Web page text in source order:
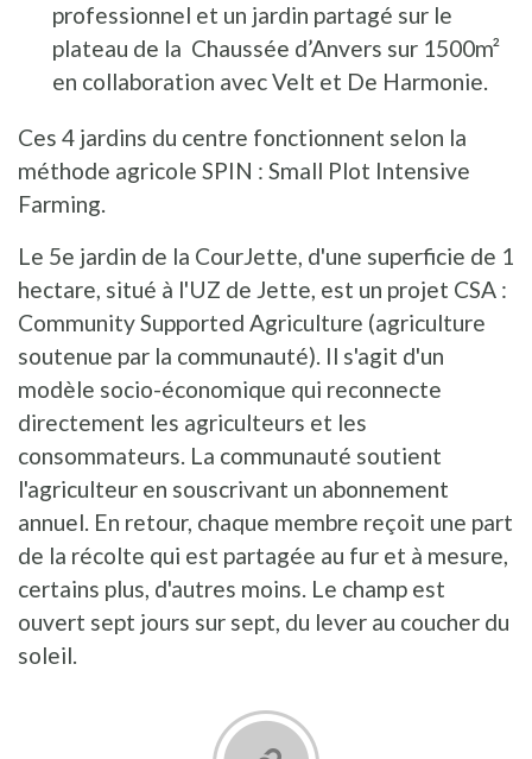
professionnel et un jardin partagé sur le
plateau de la Chaussée d’Anvers sur 1500m²
en collaboration avec Velt et De Harmonie.
Ces 4 jardins du centre fonctionnent selon la
méthode agricole SPIN : Small Plot Intensive
Farming.
Le 5e jardin de la CourJette, d'une superficie de 1
hectare, situé à l'UZ de Jette, est un projet CSA :
Community Supported Agriculture (agriculture
soutenue par la communauté). Il s'agit d'un
modèle socio-économique qui reconnecte
directement les agriculteurs et les
consommateurs. La communauté soutient
l'agriculteur en souscrivant un abonnement
annuel. En retour, chaque membre reçoit une part
de la récolte qui est partagée au fur et à mesure,
certains plus, d'autres moins. Le champ est
ouvert sept jours sur sept, du lever au coucher du
soleil.